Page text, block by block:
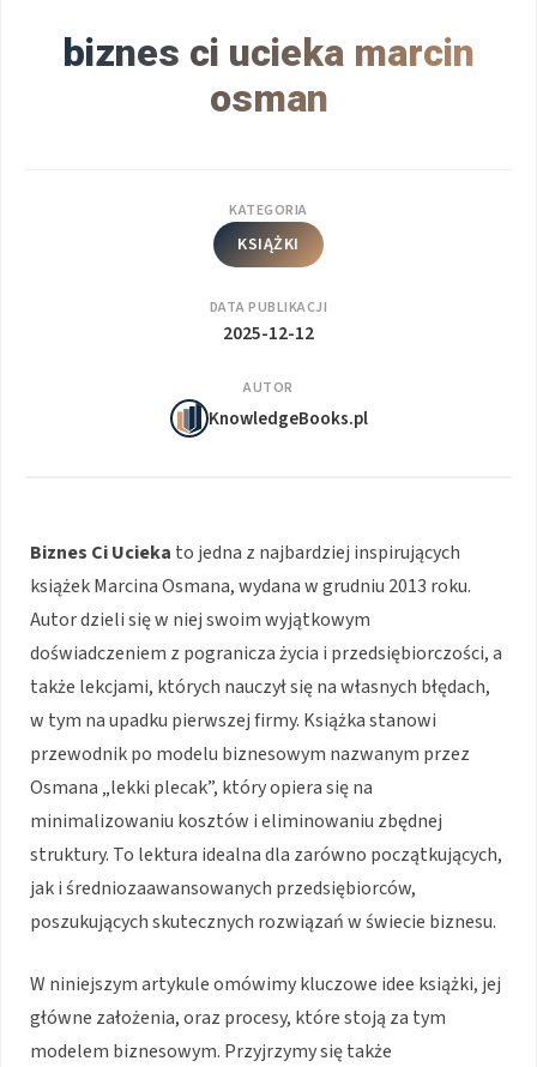
biznes ci ucieka marcin
osman
KATEGORIA
KSIĄŻKI
DATA PUBLIKACJI
2025-12-12
AUTOR
KnowledgeBooks.pl
Biznes Ci Ucieka to jedna z najbardziej inspirujących
książek Marcina Osmana, wydana w grudniu 2013 roku.
Autor dzieli się w niej swoim wyjątkowym
doświadczeniem z pogranicza życia i przedsiębiorczości, a
także lekcjami, których nauczył się na własnych błędach,
w tym na upadku pierwszej firmy. Książka stanowi
przewodnik po modelu biznesowym nazwanym przez
Osmana „lekki plecak”, który opiera się na
minimalizowaniu kosztów i eliminowaniu zbędnej
struktury. To lektura idealna dla zarówno początkujących,
jak i średniozaawansowanych przedsiębiorców,
poszukujących skutecznych rozwiązań w świecie biznesu.
W niniejszym artykule omówimy kluczowe idee książki, jej
główne założenia, oraz procesy, które stoją za tym
modelem biznesowym. Przyjrzymy się także